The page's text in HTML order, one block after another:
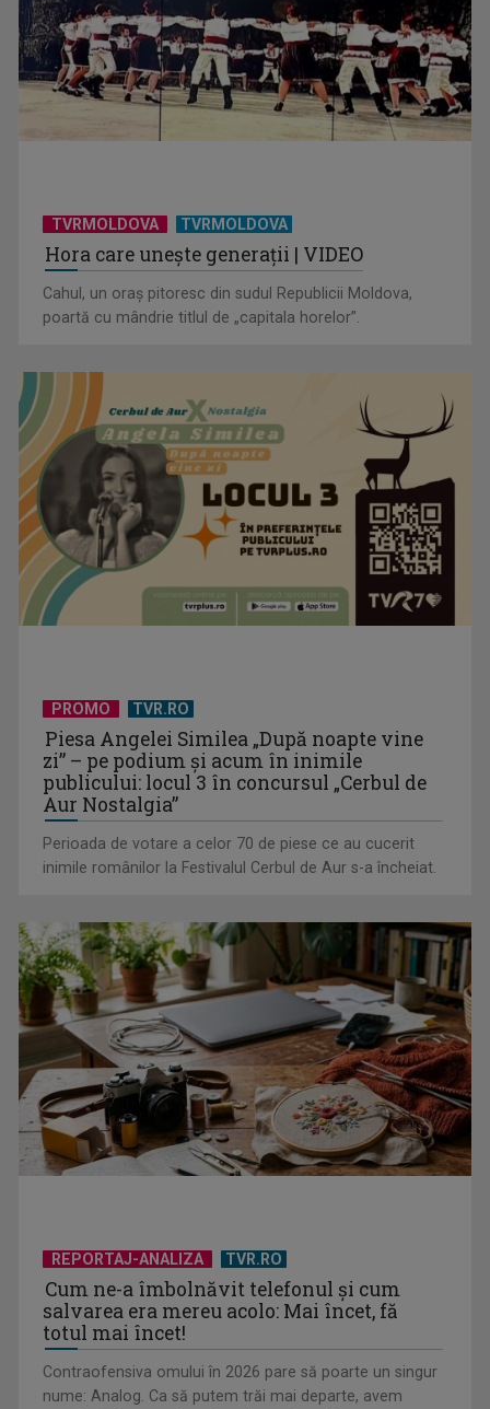
Horoscopul zilei de 17 iulie
Horoscopul zilei de 16 iulie
Horoscopul zilei de 15 iulie
TVRMOLDOVA TVRMOLDOVA
Hora care unește generații | VIDEO
Cahul, un oraș pitoresc din sudul Republicii Moldova,
poartă cu mândrie titlul de „capitala horelor”.
PROMO TVR.RO
Piesa Angelei Similea „După noapte vine
zi” – pe podium şi acum în inimile
publicului: locul 3 în concursul „Cerbul de
Aur Nostalgia”
Perioada de votare a celor 70 de piese ce au cucerit
inimile românilor la Festivalul Cerbul de Aur s-a încheiat.
REPORTAJ-ANALIZA TVR.RO
Cum ne-a îmbolnăvit telefonul și cum
salvarea era mereu acolo: Mai încet, fă
totul mai încet!
Contraofensiva omului în 2026 pare să poarte un singur
nume: Analog. Ca să putem trăi mai departe, avem